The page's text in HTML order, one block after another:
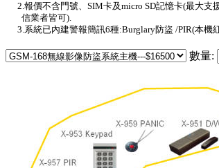
2.報價不含門號、SIM卡及micro SD記憶卡(最大支
信業者皆可).
3.系統已內建警報簡訊6種:Burglary防盜 /PIR(本機
數量: